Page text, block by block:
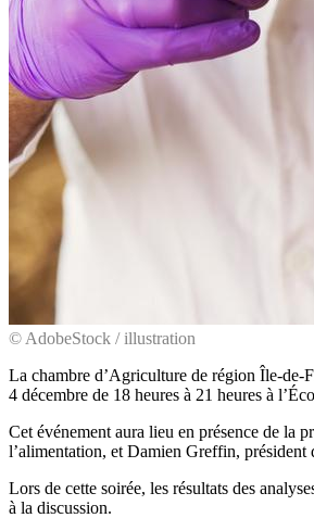
© AdobeStock / illustration
La chambre d’Agriculture de région Île-de-
4 décembre de 18 heures à 21 heures à
Cet événement aura lieu en présence de la
l’alimentation, et Damien Greffin,
Lors de cette soirée, les résultats des
à la discussion.